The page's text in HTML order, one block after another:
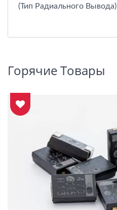
(тип Радиального Вывода)
Горячие Товары